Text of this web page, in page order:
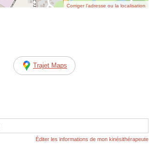
Corriger l’adresse ou la localisation
Trajet Maps
Éditer les informations de mon kinésithérapeute